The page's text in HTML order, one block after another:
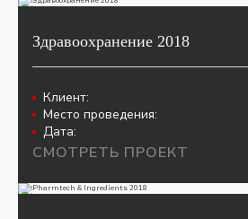
Здравоохранение 2018
Клиент:
Место проведения:
Дата:
СМОТРЕТЬ ПРОЕКТ